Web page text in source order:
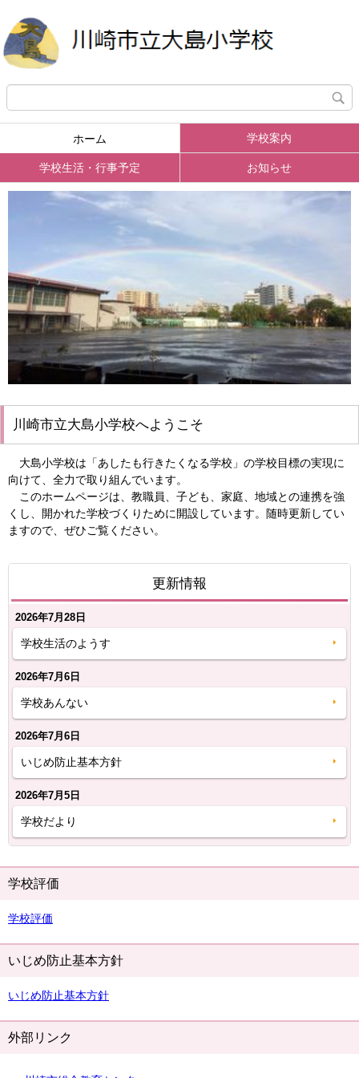
ホーム 学校案内
学校生活・行事予定 お知らせ
川崎市立大島小学校へようこそ
大島小学校は「あしたも行きたくなる学校」の学校目標の実現に
向けて、全力で取り組んでいます。
このホームページは、教職員、子ども、家庭、地域との連携を強
くし、開かれた学校づくりために開設しています。随時更新してい
ますので、ぜひご覧ください。
更新情報
2026年7月28日
学校生活のようす
2026年7月6日
学校あんない
2026年7月6日
いじめ防止基本方針
2026年7月5日
学校だより
学校評価
学校評価
いじめ防止基本方針
いじめ防止基本方針
外部リンク